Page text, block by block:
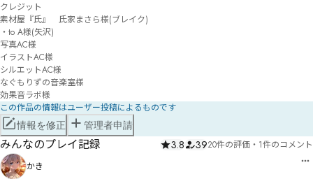
クレジット
素材屋『氏』　氏家まさら様(ブレイク)
・to A様(矢沢)
写真AC様
イラストAC様
シルエットAC様
なぐもりずの音楽室様
効果音ラボ様
この作品の情報はユーザー投稿によるものです
情報を修正 管理者申請
みんなのプレイ記録 3.8 3920件の評価 ・ 1件のコメント
かき